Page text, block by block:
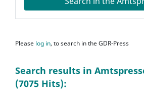
Please log in, to search in the GDR-Press
Search results in
(7075 Hits):